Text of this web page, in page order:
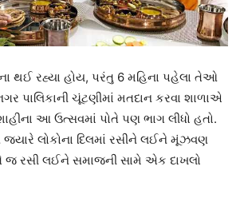
થઈ રહ્યા હોય, પરંતુ 6 મહિના પહેલા તેઓ
પાલિકાની ચૂંટણીમાં મતદાન કરવા શાળાએ
આ ઉત્સવમાં પોતે પણ ભાગ લીધો હતો.
જ્યારે લોકોના દિલમાં રસીને લઈને મૂંઝવણ
જ રસી લઈને સમાજની સામે એક દાખલો